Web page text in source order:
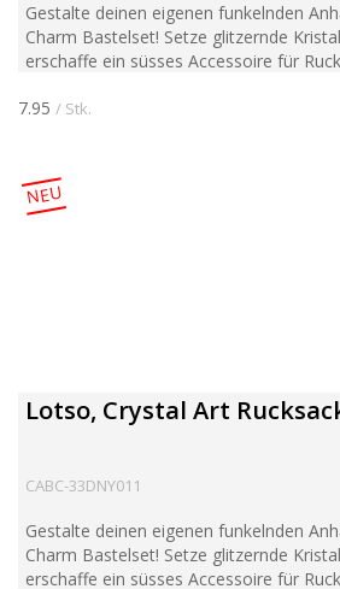
Gestalte deinen eigenen funkelnden
Charm Bastelset! Setze glitzernde
erschaffe ein süsses Accessoire für
7.95 / Stk.
NEU
Lotso, Crystal Art
CABC-33DNY011
Gestalte deinen eigenen funkelnden
Charm Bastelset! Setze glitzernde
erschaffe ein süsses Accessoire für